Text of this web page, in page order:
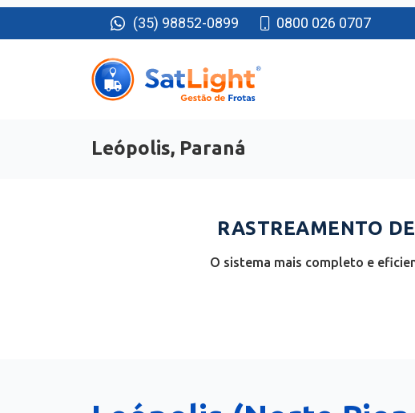
(35) 98852-0899 0800 026 0707
Leópolis, Paraná
RASTREAMENTO
O sistema mais completo e